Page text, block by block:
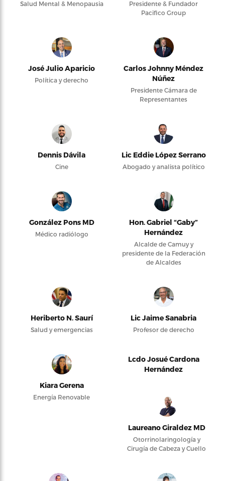
Salud Mental & Menopausia
Presidente & Fundador
Pacifico Group
José Julio Aparicio
Política y derecho
Carlos Johnny Méndez
Núñez
Presidente Cámara de
Representantes
Dennis Dávila
Cine
Lic Eddie López Serrano
Abogado y analista político
González Pons MD
Médico radiólogo
Hon. Gabriel “Gaby”
Hernández
Alcalde de Camuy y
presidente de la Federación
de Alcaldes
Heriberto N. Saurí
Salud y emergencias
Lic Jaime Sanabria
Profesor de derecho
Kiara Gerena
Energía Renovable
Lcdo Josué Cardona
Hernández
Laureano Giraldez MD
Otorrinolaringología y
Cirugía de Cabeza y Cuello